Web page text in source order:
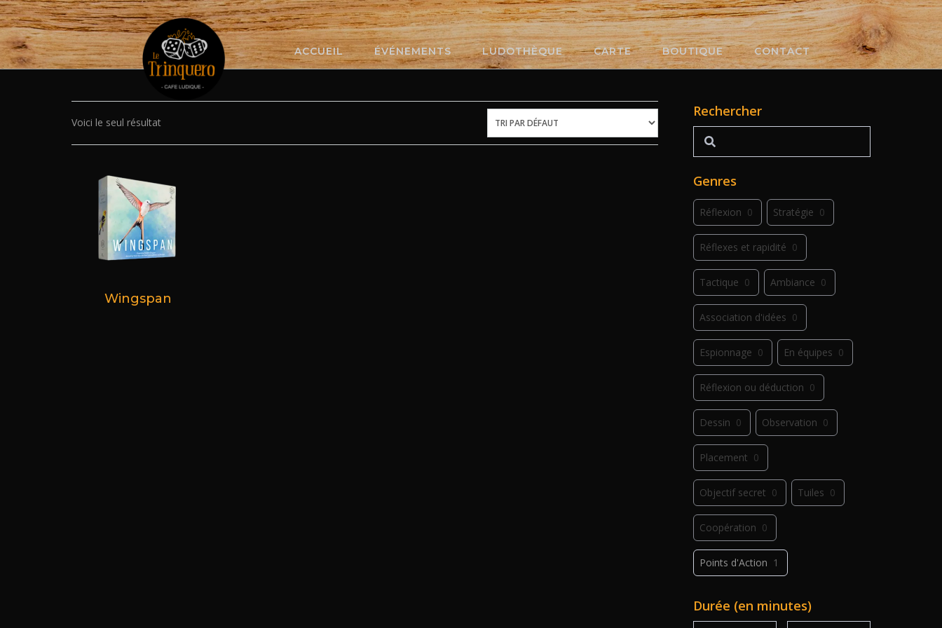
Skip
to
content
ACCUEIL ÉVÉNEMENTS LUDOTHÈQUE CARTE BOUTIQUE CONTACT
Voici le seul résultat
Wingspan
Rechercher
Rechercher
Genres
Réflexion 0 Stratégie 0
Réflexes et rapidité 0
Tactique 0 Ambiance 0
Association d'idées 0
Espionnage 0 En équipes 0
Réflexion ou déduction 0
Dessin 0 Observation 0
Placement 0
Objectif secret 0 Tuiles 0
Coopération 0
Points d'Action 1
Déplacement 0
Durée (en minutes)